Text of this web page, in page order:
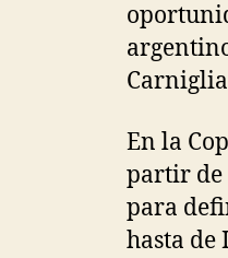
En la
partir de
para
hasta de